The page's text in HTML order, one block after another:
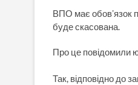
ВПО має обовʼязок
буде скасована.
Про це повідомили
Так, відповідно до